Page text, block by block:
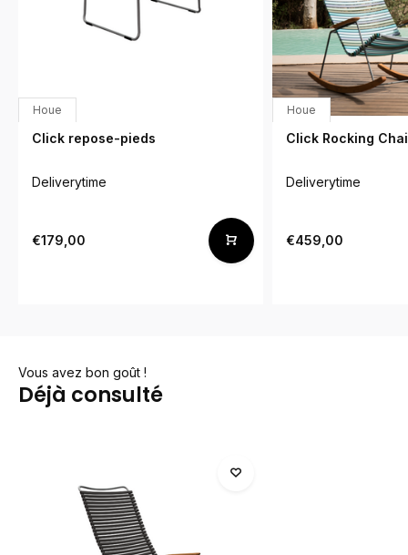
Houe
Click repose-pieds
Deliverytime
€179,00
Houe
Click Rocking
Deliverytime
€459,00
Vous avez bon goût !
Déjà consulté